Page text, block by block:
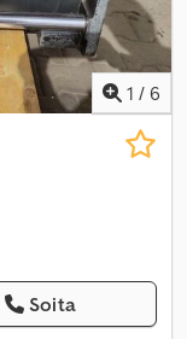
1 / 6
Soita